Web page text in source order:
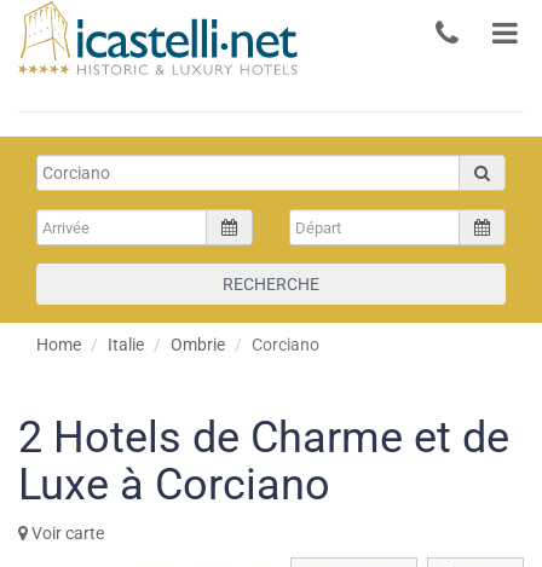
RECHERCHE
Home Italie Ombrie Corciano
2 Hotels de Charme et de
Luxe à Corciano
Voir carte